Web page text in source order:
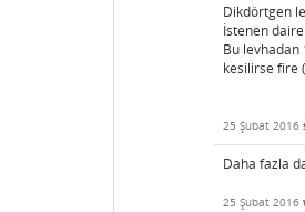
Dikdörtgen
İstenen
Bu
kesilirse fire
25 Şubat 2016
Daha fazla
25 Şubat 2016